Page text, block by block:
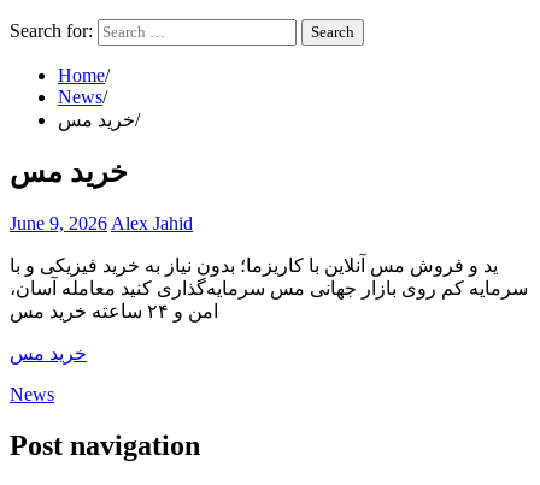
Search for:
Home
News
خرید مس
خرید مس
June 9, 2026 Alex Jahid
ید و فروش مس آنلاین با کاریزما؛ بدون نیاز به خرید فیزیکی و با
سرمایه کم روی بازار جهانی مس سرمایه‌گذاری کنید معامله آسان،
امن و ۲۴ ساعته خرید مس
خرید مس
News
Post navigation